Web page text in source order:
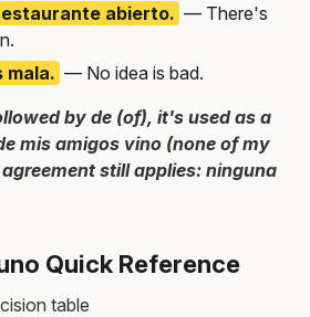
abierto. — There's
mala. — No idea is bad.
by de (of), it's used as a
mis amigos vino (none of my
still applies: ninguna
Quick Reference
table